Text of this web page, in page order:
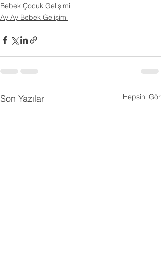
Bebek Çocuk Gelişimi
Ay Ay Bebek Gelişimi
Son Yazılar Hepsini Gör